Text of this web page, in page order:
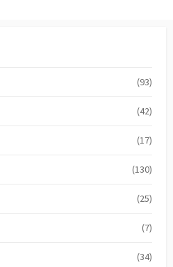
(93)
(42)
(17)
(130)
(25)
(7)
(34)